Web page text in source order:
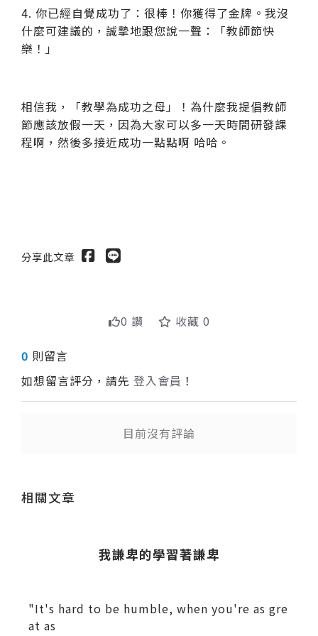
4. 你已經自覺成功了：很棒！你獲得了金牌。我沒
什麼可建議的，誠摯地跟您說一聲：「教師節快
樂！」
相信我，「教學為成功之母」！為什麼我提倡教師
節應該放假一天，因為大家可以多一天時間研發課
程啊，然後多接近成功一點點啊 哈哈。
分享此文章
0 讚 收藏 0
0 則留言
如想留言評分，請先 登入會員 ！
目前沒有評論
相關文章
我謙卑的學習著謙卑
"It's hard to be humble, when you're as gre
at as